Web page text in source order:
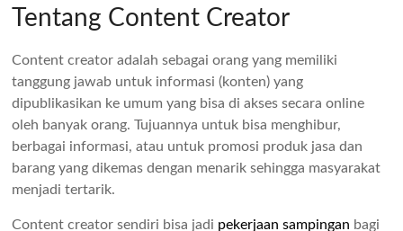
Tentang Content Creator
Content creator adalah sebagai orang yang memiliki
tanggung jawab untuk informasi (konten) yang
dipublikasikan ke umum yang bisa di akses secara online
oleh banyak orang. Tujuannya untuk bisa menghibur,
berbagai informasi, atau untuk promosi produk jasa dan
barang yang dikemas dengan menarik sehingga masyarakat
menjadi tertarik.
Content creator sendiri bisa jadi pekerjaan sampingan bagi